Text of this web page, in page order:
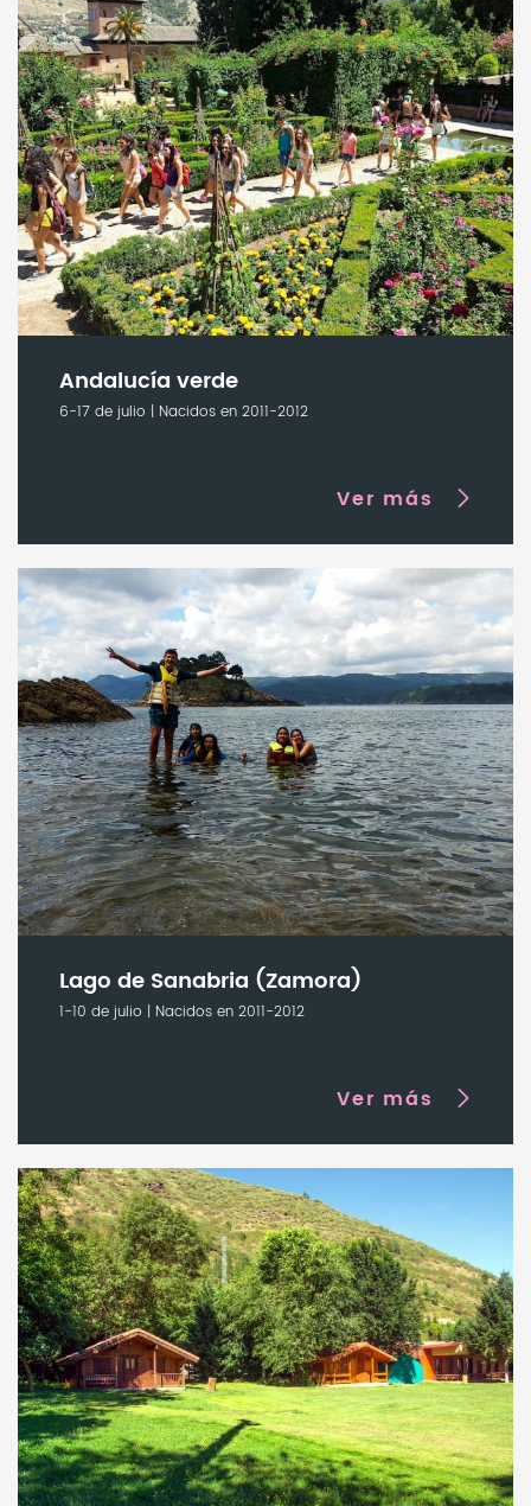
Andalucía verde
6-17 de julio | Nacidos en 2011-2012
Ver más
Lago de Sanabria (Zamora)
1-10 de julio | Nacidos en 2011-2012
Ver más